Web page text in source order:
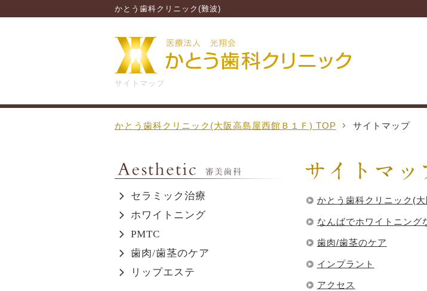
サイトマップ
かとう歯科クリニック(大阪高島屋西館Ｂ１Ｆ) TOP サイトマップ
かとう歯科クリニック(
なんばでホワイトニング
歯肉/歯茎のケア
インプラント
アクセス
セラミック治療
ホワイトニング
PMTC
歯肉/歯茎のケア
リップエステ
かとう歯科クリニック(難波)